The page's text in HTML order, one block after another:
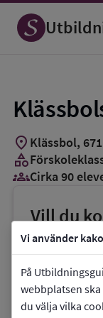
Vi använder
På
webbplatsen
du välja vilka
Spara
som
favorit
location_on Klässbol, 671
category
groups_3Cirka 90
Vill du
phoneTelefon:
E-post:
link